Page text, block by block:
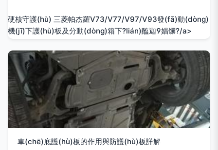
硬核守護(hù) 三菱帕杰羅V73/V77/V97/V93發(fā)動(dòng)
機(jī)下護(hù)板及分動(dòng)箱下?lián)醢迦娼馕?/a>
車(chē)底護(hù)板的作用與防護(hù)板詳解